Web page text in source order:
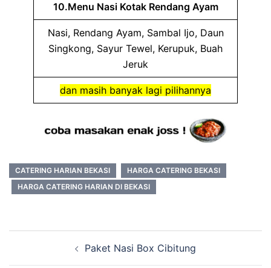
10.Menu Nasi Kotak Rendang Ayam
Nasi, Rendang Ayam, Sambal Ijo, Daun
Singkong, Sayur Tewel, Kerupuk, Buah
Jeruk
dan masih banyak lagi pilihannya
CATERING HARIAN BEKASI
HARGA CATERING BEKASI
HARGA CATERING HARIAN DI BEKASI
navigation Paket Nasi Box Cibitung